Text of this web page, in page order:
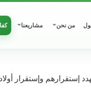
من نحن مشاريعنا
إستقرارهم وإستقرار